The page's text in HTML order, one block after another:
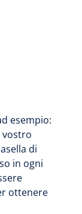
esempio:
vostro
di
in ogni
ottenere